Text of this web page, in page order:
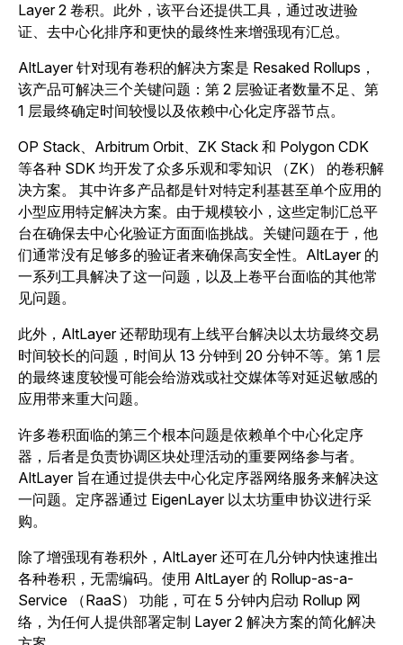
Layer 2 卷积。此外，该平台还提供工具，通过改进验
证、去中心化排序和更快的最终性来增强现有汇总。
AltLayer 针对现有卷积的解决方案是 Resaked Rollups，
该产品可解决三个关键问题：第 2 层验证者数量不足、第
1 层最终确定时间较慢以及依赖中心化定序器节点。
OP Stack、Arbitrum Orbit、ZK Stack 和 Polygon CDK
等各种 SDK 均开发了众多乐观和零知识 （ZK） 的卷积解
决方案。
其中许多产品都是针对特定利基甚至单个应用的
小型应用特定解决方案。由于规模较小，这些定制汇总平
台在确保去中心化验证方面面临挑战。关键问题在于，他
们通常没有足够多的验证者来确保高安全性。AltLayer 的
一系列工具解决了这一问题，以及上卷平台面临的其他常
见问题。
此外，AltLayer 还帮助现有上线平台解决以太坊最终交易
时间较长的问题，时间从 13 分钟到 20 分钟不等。第 1 层
的最终速度较慢可能会给游戏或社交媒体等对延迟敏感的
应用带来重大问题。
许多卷积面临的第三个根本问题是依赖单个中心化定序
器，后者是负责协调区块处理活动的重要网络参与者。
AltLayer 旨在通过提供去中心化定序器网络服务来解决这
一问题。定序器通过 EigenLayer 以太坊重申协议进行采
购。
除了增强现有卷积外，AltLayer 还可在几分钟内快速推出
各种卷积，无需编码。使用 AltLayer 的 Rollup-as-a-
Service （RaaS） 功能，可在 5 分钟内启动 Rollup 网
络，为任何人提供部署定制 Layer 2 解决方案的简化解决